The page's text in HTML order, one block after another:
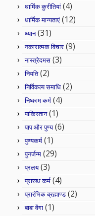
धार्मिक कुरीतियां (4)
धार्मिक मान्यताएं (12)
ध्यान(31)
नकारात्मक विचार (9)
नास्त्रेदमस (3)
नियति(2)
निर्विकल्प समाधि (2)
निष्काम कर्म (4)
पाकिस्तान(1)
पाप और पुण्य(6)
पुण्यकर्म (1)
पुनर्जन्म (29)
प्रलय(3)
प्रारब्ध कर्म (4)
प्रारंभिक ब्रह्माण्ड (2)
बाबा वेंगा (1)